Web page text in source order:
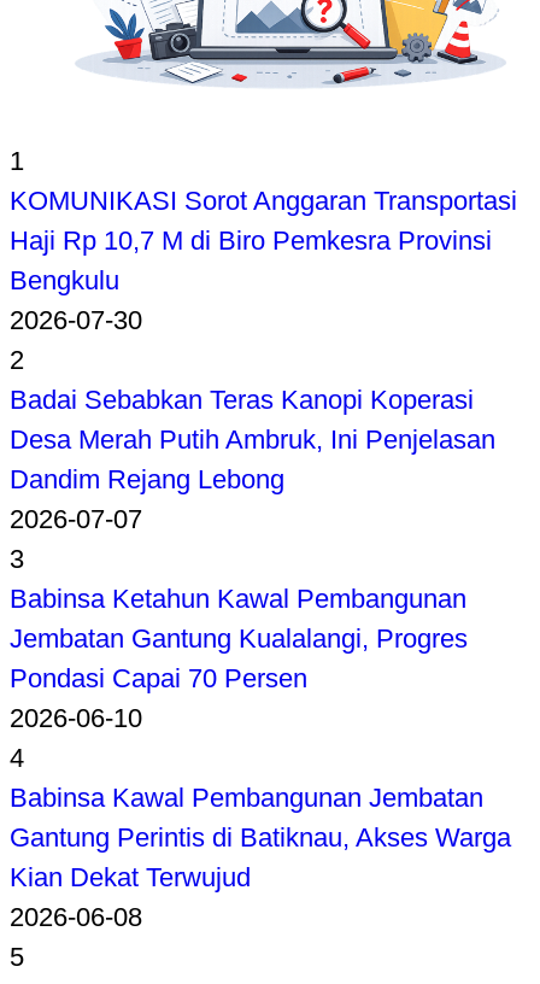
1
KOMUNIKASI Sorot Anggaran Transportasi
Haji Rp 10,7 M di Biro Pemkesra Provinsi
Bengkulu
2026-07-30
2
Badai Sebabkan Teras Kanopi Koperasi
Desa Merah Putih Ambruk, Ini Penjelasan
Dandim Rejang Lebong
2026-07-07
3
Babinsa Ketahun Kawal Pembangunan
Jembatan Gantung Kualalangi, Progres
Pondasi Capai 70 Persen
2026-06-10
4
Babinsa Kawal Pembangunan Jembatan
Gantung Perintis di Batiknau, Akses Warga
Kian Dekat Terwujud
2026-06-08
5